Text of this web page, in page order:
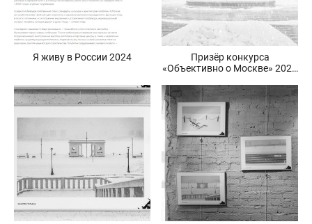
Я живу в России 2024
Призёр конкурса
«Объективно о Москве» 2024
конкурса